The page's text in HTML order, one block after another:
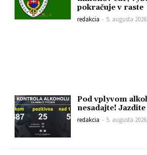
pokračuje v raste
redakcia - 5. augusta
Pod vplyvom
nesadajte!
redakcia - 5. augusta